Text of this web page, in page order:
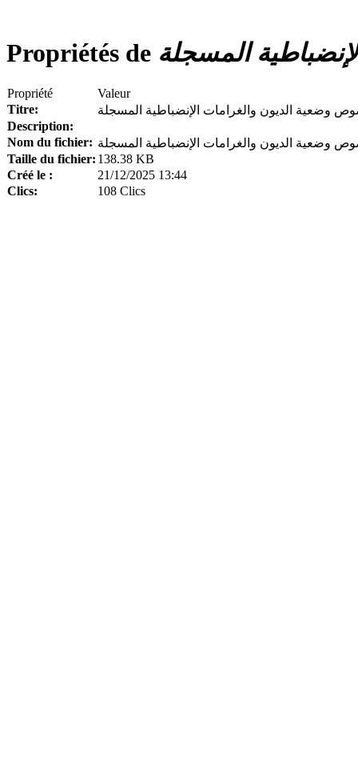
Propriétés de المسجلة
Propriété
Valeur
Titre:
وضعية الديون والغرامات الإنضباطية المسجلة
Description:
Nom du fichier:
Taille du fichier: 138.38 KB
Créé le :
21/12/2025 13:44
Clics:
108 Clics